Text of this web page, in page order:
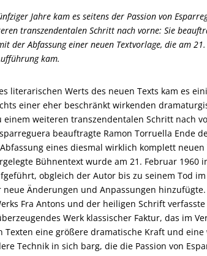
Jahre kam es seitens der Passion von
transzendentalen Schritt nach vorne: Sie
der Abfassung einer neuen Textvorlage, die am
kam.
literarischen Werts des neuen Texts kam es
einer eher beschränkt wirkenden
weiteren transzendentalen Schritt nach
beauftragte Ramon Torruella Ende
eines diesmal wirklich komplett neuen
Bühnentext wurde am 21. Februar 1960
obgleich der Autor bis zu seinem Tod im
neue Änderungen und Anpassungen
Fra Antons und der heiligen Schrift
Werk klassischer Faktur, das im
Texten eine größere dramatische Kraft und eine
Technik in sich barg, die die Passion von